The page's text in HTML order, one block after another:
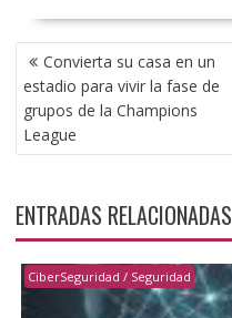
NAVEGACIÓN
DE
ENTRADAS
Convierta su casa en un
estadio para vivir la fase de
grupos de la Champions
League
ENTRADAS RELACIONADAS
CiberSeguridad / Seguridad